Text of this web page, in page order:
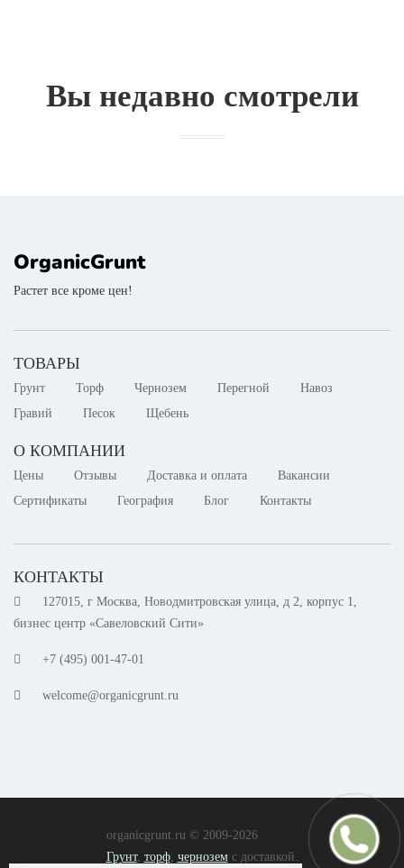
Вы недавно смотрели
OrganicGrunt
Растет все кроме цен!
ТОВАРЫ
Грунт Торф Чернозем Перегной
Навоз
Гравий
Песок Щебень
О КОМПАНИИ
Цены Отзывы Доставка и оплата
Вакансии
Сертификаты
География Блог Контакты
КОНТАКТЫ
127015, г Москва, Новодмитровская улица, д 2, корпус 1,
бизнес центр «Савеловский Сити»
+7 (495) 001-47-01
welcome@organicgrunt.ru
organicgrunt.ru © 2009-2026
Грунт, торф, черноземс доставкой.